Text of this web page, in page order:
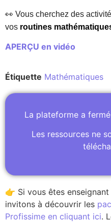
👀 Vous cherchez des
vos routines
APERÇU en vidéo
Étiquette Mathématiques
La plateforme a
Les ressources ne
👉 Si vous êtes
invitons à découvrir les
Profissime en cliquant ici.